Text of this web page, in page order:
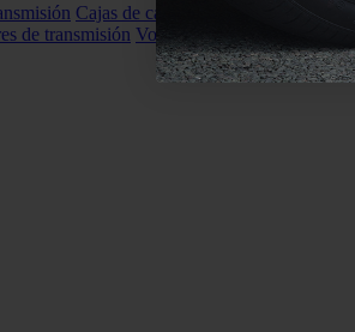
Cajas de cambios automáticas
de transmisión Volantes de motor